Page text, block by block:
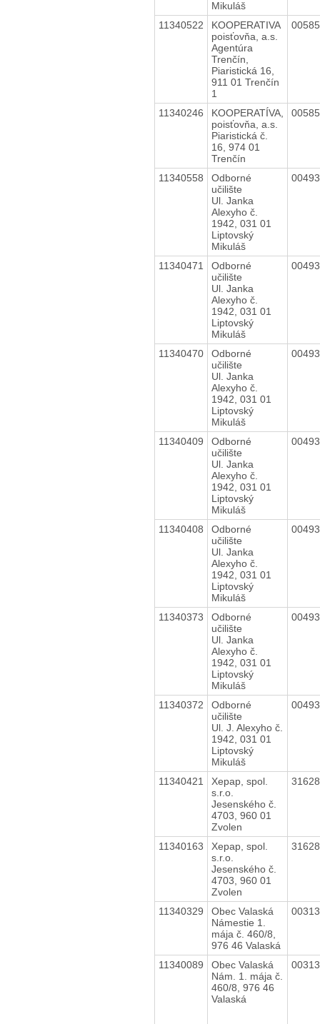
Mikuláš
11340522
KOOPERATIVA
poisťovňa, a.s.
Agentúra
Trenčín,
Piaristická 16,
911 01 Trenčín
1
11340246
KOOPERATÍVA,
poisťovňa, a.s.
Piaristická č.
16, 974 01
Trenčín
11340558
Odborné
učilište
Ul. Janka
Alexyho č.
1942, 031 01
Liptovský
Mikuláš
11340471
Odborné
učilište
Ul. Janka
Alexyho č.
1942, 031 01
Liptovský
Mikuláš
11340470
Odborné
učilište
Ul. Janka
Alexyho č.
1942, 031 01
Liptovský
Mikuláš
11340409
Odborné
učilište
Ul. Janka
Alexyho č.
1942, 031 01
Liptovský
Mikuláš
11340408
Odborné
učilište
Ul. Janka
Alexyho č.
1942, 031 01
Liptovský
Mikuláš
11340373
Odborné
učilište
Ul. Janka
Alexyho č.
1942, 031 01
Liptovský
Mikuláš
11340372
Odborné
učilište
Ul. J. Alexyho č.
1942, 031 01
Liptovský
Mikuláš
11340421
Xepap, spol.
s.r.o.
Jesenského č.
4703, 960 01
Zvolen
11340163
Xepap, spol.
s.r.o.
Jesenského č.
4703, 960 01
Zvolen
11340329
Obec Valaská
Námestie 1.
mája č. 460/8,
976 46 Valaská
11340089
Obec Valaská
Nám. 1. mája č.
460/8, 976 46
Valaská